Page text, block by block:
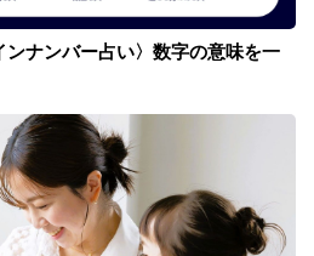
ンナンバー占い〉数字の意味を一